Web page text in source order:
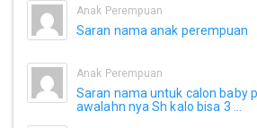
Anak Perempuan
Saran nama anak perempuan
Anak Perempuan
Saran nama untuk calon baby
awalahn nya Sh kalo bisa 3 ...